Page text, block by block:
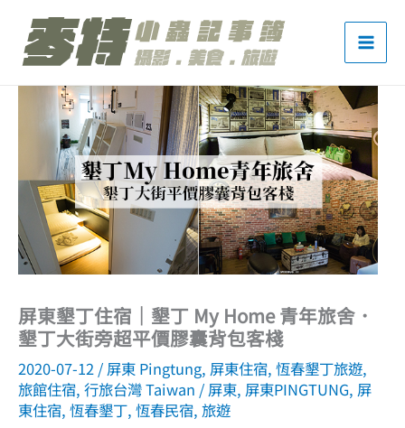
屏東墾丁住宿｜墾丁 My Home 青年旅舍．
墾丁大街旁超平價膠囊背包客棧
2020-07-12 / 屏東 Pingtung, 屏東住宿, 恆春墾丁旅遊,
旅館住宿, 行旅台灣 Taiwan / 屏東, 屏東PINGTUNG, 屏
東住宿, 恆春墾丁, 恆春民宿, 旅遊